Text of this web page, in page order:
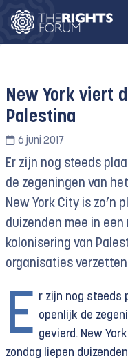
New York viert
Palestina
6 juni 2017
Er zijn nog steeds
de zegeningen van
New York City is zo’n
duizenden mee in
kolonisering van
organisaties
E r zijn nog steeds
openlijk de
gevierd. New
zondag liepen